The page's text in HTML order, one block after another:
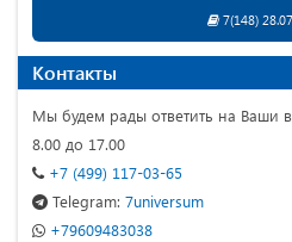
7(148)
Контакты
Мы будем рады ответить на Ваши
8.00 до 17.00
+7 (499) 117-03-65
Telegram: 7universum
+79609483038